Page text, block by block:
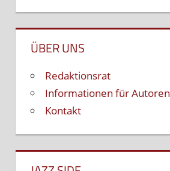
ÜBER UNS
Redaktionsrat
Informationen für Autoren
Kontakt